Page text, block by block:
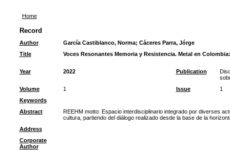
Home
Record
Author García Castiblanco, Norma; Cáceres Parra, Jórge
Title
Voces Resonantes Memoria y Resistencia. Metal en
Year 2022 Publication
Volume
1 Issue
1
Keywords
Abstract
REEHM motto: Espacio interdisciplinario integrado por diverses
cultura, partiendo del diálogo realizado desde la base de la
Address
Corporate
Author